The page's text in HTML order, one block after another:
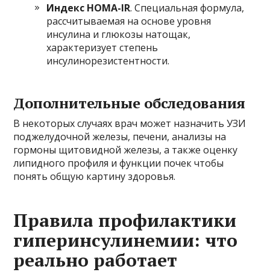
Индекс HOMA-IR. Специальная формула,
рассчитываемая на основе уровня
инсулина и глюкозы натощак,
характеризует степень
инсулинорезистентности.
Дополнительные обследования
В некоторых случаях врач может назначить УЗИ
поджелудочной железы, печени, анализы на
гормоны щитовидной железы, а также оценку
липидного профиля и функции почек чтобы
понять общую картину здоровья.
Правила профилактики
гиперинсулинемии: что
реально работает